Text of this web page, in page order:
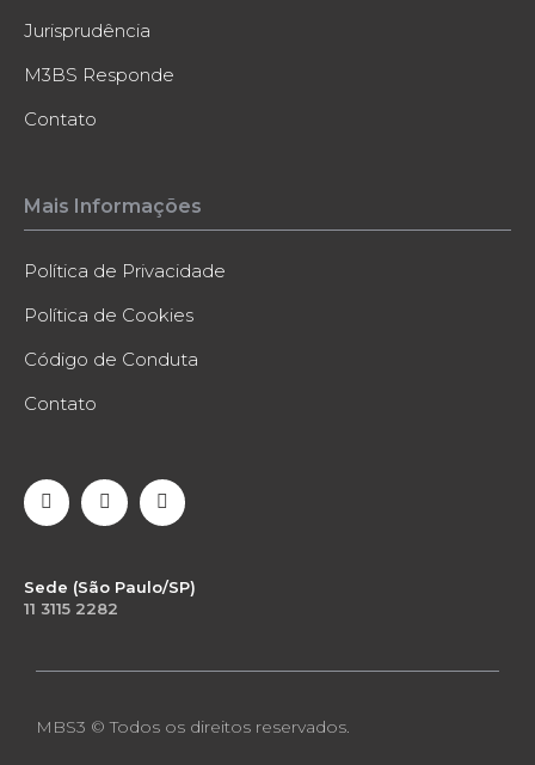
Jurisprudência
M3BS Responde
Contato
Mais Informações
Política de Privacidade
Política de Cookies
Código de Conduta
Contato
Sede (São Paulo/SP)
11 3115 2282
MBS3 © Todos os direitos reservados.